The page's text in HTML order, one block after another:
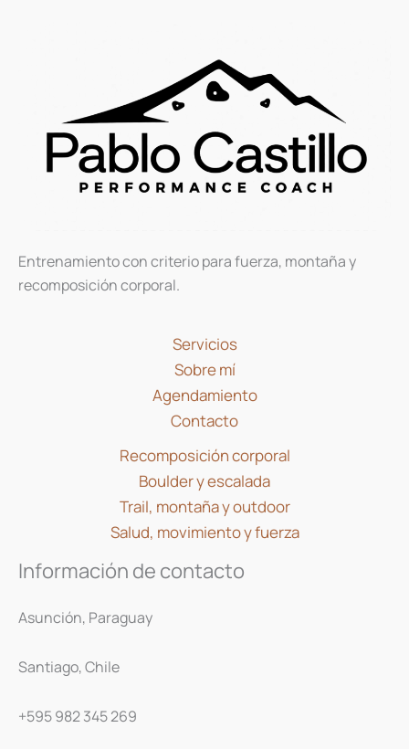
Entrenamiento con criterio para fuerza, montaña y
recomposición corporal.
Servicios
Sobre mí
Agendamiento
Contacto
Recomposición corporal
Boulder y escalada
Trail, montaña y outdoor
Salud, movimiento y fuerza
Información de contacto
Asunción, Paraguay
Santiago, Chile
+595 982 345 269